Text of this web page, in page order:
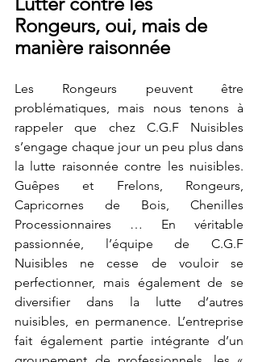
Rongeurs, oui, mais de
manière raisonnée
Les Rongeurs peuvent être
problématiques, mais nous tenons à
rappeler que chez C.G.F Nuisibles
s’engage chaque jour un peu plus dans
la lutte raisonnée contre les nuisibles.
Guêpes et Frelons, Rongeurs,
Capricornes de Bois, Chenilles
Processionnaires … En véritable
passionnée, l’équipe de C.G.F
Nuisibles ne cesse de vouloir se
perfectionner, mais également de se
diversifier dans la lutte d’autres
nuisibles, en permanence. L’entreprise
fait également partie intégrante d’un